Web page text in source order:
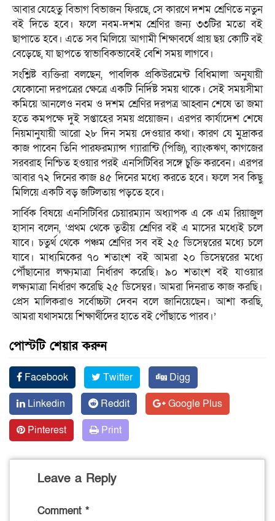
আবার যেহেতু বিভাগ বিভাজন ফিরছে, সে কারণে দশম শ্রেণিতে নতুন
বই দিতে হবে। ফলে নবম-দশম শ্রেণির জন্য ৩৩টির মতো বই
ছাপাতে হবে। এতে সব মিলিয়ে আগামী শিক্ষাবর্ষে প্রায় ছয় কোটি বই
বেড়েছে, যা ছাপতে স্বাভাবিকভাবেই বেশি সময় লাগবে।
সংশ্লিষ্ট ব্যক্তিরা বলছেন, পাবলিক প্রকিউরমেন্ট বিধিমালা অনুযায়ী
যেকোনো দরপত্রের ক্ষেত্রে একটি নির্দিষ্ট সময় থাকে। সেই সময়সীমা
কমিয়ে আনলেও নবম ও দশম শ্রেণির দরপত্র আহ্বান শেষে তা জমা
হতে কমপক্ষে দুই সপ্তাহের সময় প্রয়োজন। এরপর কার্যাদেশ শেষে
নিয়মানুযায়ী আরো ২৮ দিন সময় দেওয়ার কথা। কারণ যে মুদ্রাকর
কাজ পাবেন তিনি পারফরম্যান্স গ্যারান্টি (পিজি), ব্যাংকঋণ, কাগজের
সরবরাহ নিশ্চিত হওয়ার পরই এনসিটিবির সঙ্গে চুক্তি করবেন। এরপর
আবার ৭২ দিনের কাজ ৪৫ দিনের মধ্যে করতে হবে। ফলে সব কিছু
মিলিয়ে একটি বড় জটিলতায় পড়তে হবে।
সার্বিক বিষয়ে এনসিটিবির চেয়ারম্যান অধ্যাপক এ কে এম রিয়াজুল
হাসান বলেন, ‘প্রথম থেকে তৃতীয় শ্রেণির বই এ মাসের মধ্যেই চলে
যাবে। চতুর্থ থেকে পঞ্চম শ্রেণির সব বই ২৫ ডিসেম্বরের মধ্যে চলে
যাবে। মাধ্যমিকের ৭০ শতাংশ বই আমরা ২০ ডিসেম্বরের মধ্যে
পৌঁছানোর লক্ষ্যমাত্রা নির্ধারণ করেছি। ৯০ শতাংশ বই যাওয়ার
লক্ষ্যমাত্রা নির্ধারণ করেছি ২৫ ডিসেম্বর। আমরা দিনরাত কাজ করছি।
প্রেস মালিকরাও সর্বোচ্চটা দেবন বলে জানিয়েছেন। আশা করছি,
আমরা যথাসময়ে শিক্ষার্থীদের হাতে বই পৌঁছাতে পারব।’
পোস্টটি শেয়ার করুন
Facebook Twitter
Digg
Linkedin
Reddit
Google Plus
Pinterest
Print
Leave a Reply
Comment *